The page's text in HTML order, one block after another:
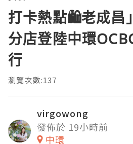
打卡熱點🛍️老成昌
分店登陸中環
行
瀏覽次數:137
virgowong
發佈於 19小時前
中環